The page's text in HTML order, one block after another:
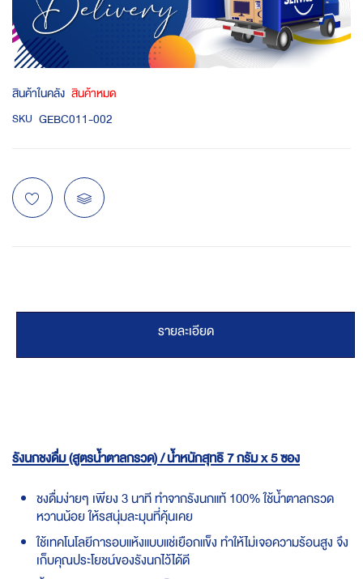
สินค้าในคลัง สินค้าหมด
SKU GEBC011-002
รายละเอียด
รังนกชงดื่ม (สูตรน้ำตาลกรวด) / น้ำหนักสุทธิ 7 กรัม x 5 ซอง
ชงดื่มง่ายๆ เพียง 3 นาที ทำจากรังนกแท้ 100% ใช้น้ำตาลกรวด
หวานน้อย ให้รสนุ่มละมุนที่คุ้นเคย
ใช้เทคโนโลยีการอบแห้งแบบแช่เยือกแข็ง ทำให้ไม่เจอความร้อนสูง จึง
เก็บคุณประโยชน์ของรังนกไว้ได้ดี